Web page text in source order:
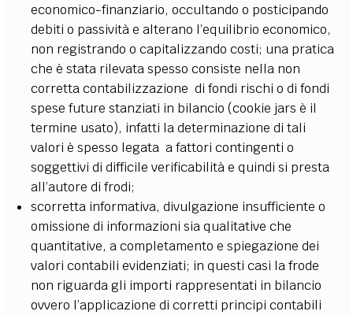
economico-finanziario, occultando o posticipando
debiti o passività e alterano l’equilibrio economico,
non registrando o capitalizzando costi; una pratica
che è stata rilevata spesso consiste nella non
corretta contabilizzazione di fondi rischi o di fondi
spese future stanziati in bilancio (cookie jars è il
termine usato), infatti la determinazione di tali
valori è spesso legata a fattori contingenti o
soggettivi di difficile verificabilità e quindi si presta
all’autore di frodi;
scorretta informativa, divulgazione insufficiente o
omissione di informazioni sia qualitative che
quantitative, a completamento e spiegazione dei
valori contabili evidenziati; in questi casi la frode
non riguarda gli importi rappresentati in bilancio
ovvero l’applicazione di corretti principi contabili